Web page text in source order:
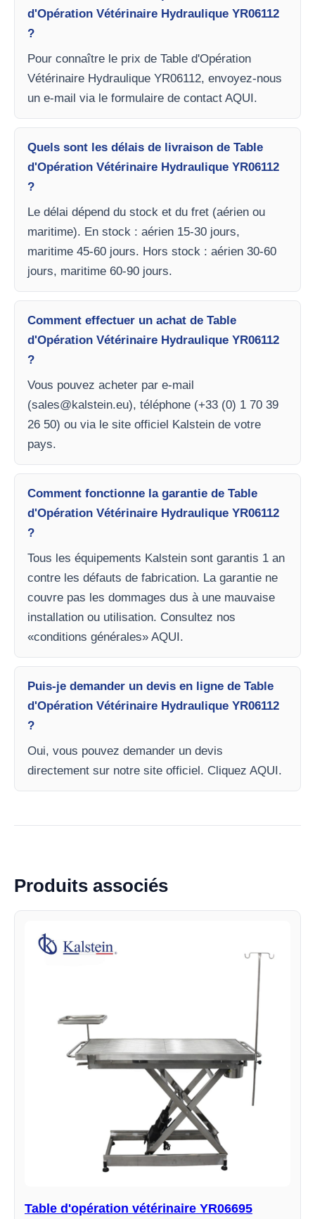
d'Opération Vétérinaire Hydraulique YR06112
?
Pour connaître le prix de Table d'Opération
Vétérinaire Hydraulique YR06112, envoyez-nous
un e-mail via le formulaire de contact AQUI.
Quels sont les délais de livraison de Table
d'Opération Vétérinaire Hydraulique YR06112
?
Le délai dépend du stock et du fret (aérien ou
maritime). En stock : aérien 15-30 jours,
maritime 45-60 jours. Hors stock : aérien 30-60
jours, maritime 60-90 jours.
Comment effectuer un achat de Table
d'Opération Vétérinaire Hydraulique YR06112
?
Vous pouvez acheter par e-mail
(sales@kalstein.eu), téléphone (+33 (0) 1 70 39
26 50) ou via le site officiel Kalstein de votre
pays.
Comment fonctionne la garantie de Table
d'Opération Vétérinaire Hydraulique YR06112
?
Tous les équipements Kalstein sont garantis 1 an
contre les défauts de fabrication. La garantie ne
couvre pas les dommages dus à une mauvaise
installation ou utilisation. Consultez nos
«conditions générales» AQUI.
Puis-je demander un devis en ligne de Table
d'Opération Vétérinaire Hydraulique YR06112
?
Oui, vous pouvez demander un devis
directement sur notre site officiel. Cliquez AQUI.
Produits associés
Table d'opération vétérinaire YR06695